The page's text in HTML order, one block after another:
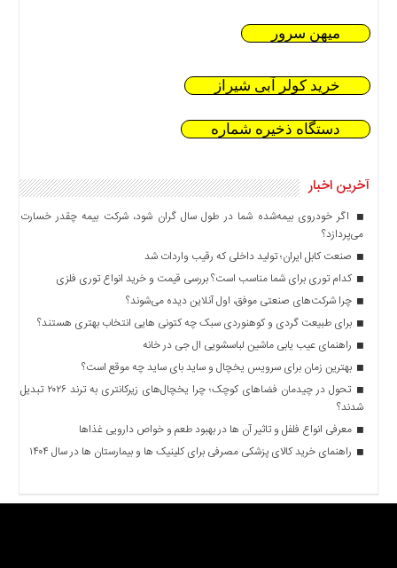
میهن سرور
خرید کولر آبی شیراز
دستگاه ذخیره شماره
آخرین اخبار
اگر خودروی بیمه‌شده شما در طول سال گران شود، شرکت بیمه چقدر خسارت
می‌پردازد؟
صنعت کابل ایران؛ تولید داخلی که رقیب واردات شد
کدام توری برای شما مناسب است؟ بررسی قیمت و خرید انواع توری فلزی
چرا شرکت‌های صنعتی موفق، اول آنلاین دیده می‌شوند؟
برای طبیعت گردی و کوهنوردی سبک چه کتونی هایی انتخاب بهتری هستند؟
راهنمای عیب یابی ماشین لباسشویی ال جی در خانه
بهترین زمان برای سرویس یخچال و ساید بای ساید چه موقع است؟
تحول در چیدمان فضاهای کوچک؛ چرا یخچال‌های زیرکانتری به ترند ۲۰۲۶ تبدیل
شدند؟
معرفی انواع فلفل و تاثیر آن ‌ها در بهبود طعم و خواص دارویی غذاها
راهنمای خرید کالای پزشکی مصرفی برای کلینیک ها و بیمارستان ها در سال ۱۴۰۴